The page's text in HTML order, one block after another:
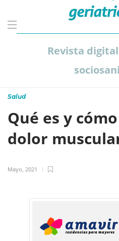
Revista
Salud
Qué es y
dolor
Mayo, 2021